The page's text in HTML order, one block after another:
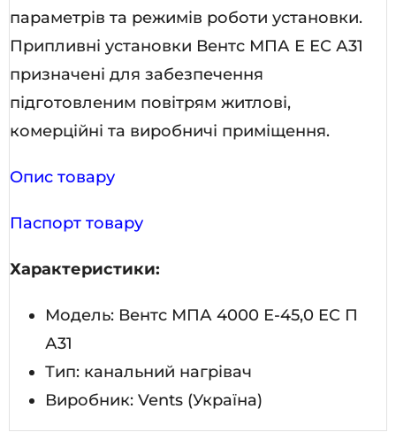
параметрів та режимів роботи установки.
Припливні установки Вентс МПА Е ЕС А31
призначені для забезпечення
підготовленим повітрям житлові,
комерційні та виробничі приміщення.
Опис товару
Паспорт товару
Характеристики:
Модель: Вентс МПА 4000 Е-45,0 EC П
А31
Тип: канальний нагрівач
Виробник: Vents (Україна)